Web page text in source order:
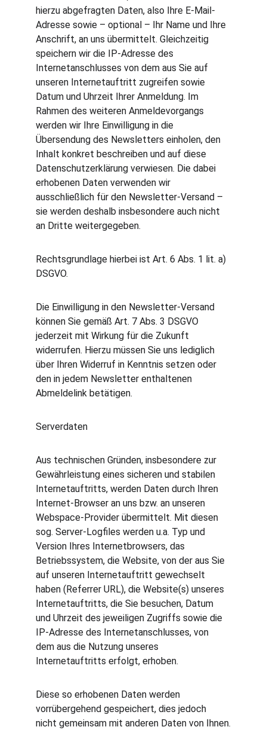
hierzu abgefragten Daten, also Ihre E-Mail-
Adresse sowie – optional – Ihr Name und Ihre
Anschrift, an uns übermittelt. Gleichzeitig
speichern wir die IP-Adresse des
Internetanschlusses von dem aus Sie auf
unseren Internetauftritt zugreifen sowie
Datum und Uhrzeit Ihrer Anmeldung. Im
Rahmen des weiteren Anmeldevorgangs
werden wir Ihre Einwilligung in die
Übersendung des Newsletters einholen, den
Inhalt konkret beschreiben und auf diese
Datenschutzerklärung verwiesen. Die dabei
erhobenen Daten verwenden wir
ausschließlich für den Newsletter-Versand –
sie werden deshalb insbesondere auch nicht
an Dritte weitergegeben.
Rechtsgrundlage hierbei ist Art. 6 Abs. 1 lit. a)
DSGVO.
Die Einwilligung in den Newsletter-Versand
können Sie gemäß Art. 7 Abs. 3 DSGVO
jederzeit mit Wirkung für die Zukunft
widerrufen. Hierzu müssen Sie uns lediglich
über Ihren Widerruf in Kenntnis setzen oder
den in jedem Newsletter enthaltenen
Abmeldelink betätigen.
Serverdaten
Aus technischen Gründen, insbesondere zur
Gewährleistung eines sicheren und stabilen
Internetauftritts, werden Daten durch Ihren
Internet-Browser an uns bzw. an unseren
Webspace-Provider übermittelt. Mit diesen
sog. Server-Logfiles werden u.a. Typ und
Version Ihres Internetbrowsers, das
Betriebssystem, die Website, von der aus Sie
auf unseren Internetauftritt gewechselt
haben (Referrer URL), die Website(s) unseres
Internetauftritts, die Sie besuchen, Datum
und Uhrzeit des jeweiligen Zugriffs sowie die
IP-Adresse des Internetanschlusses, von
dem aus die Nutzung unseres
Internetauftritts erfolgt, erhoben.
Diese so erhobenen Daten werden
vorrübergehend gespeichert, dies jedoch
nicht gemeinsam mit anderen Daten von Ihnen.